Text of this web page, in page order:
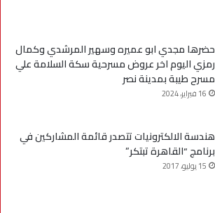
حضرها مجدي ابو عميره وسهير المرشدي وكمال
رمزي اليوم اخر عروض مسرحية سكة السلامة علي
مسرح طيبة بمدينة نصر
16 فبراير، 2024
هندسة الالكترونيات تتصدر قائمة المشاركين في
برنامج “القاهرة تبتكر”
15 يوليو، 2017